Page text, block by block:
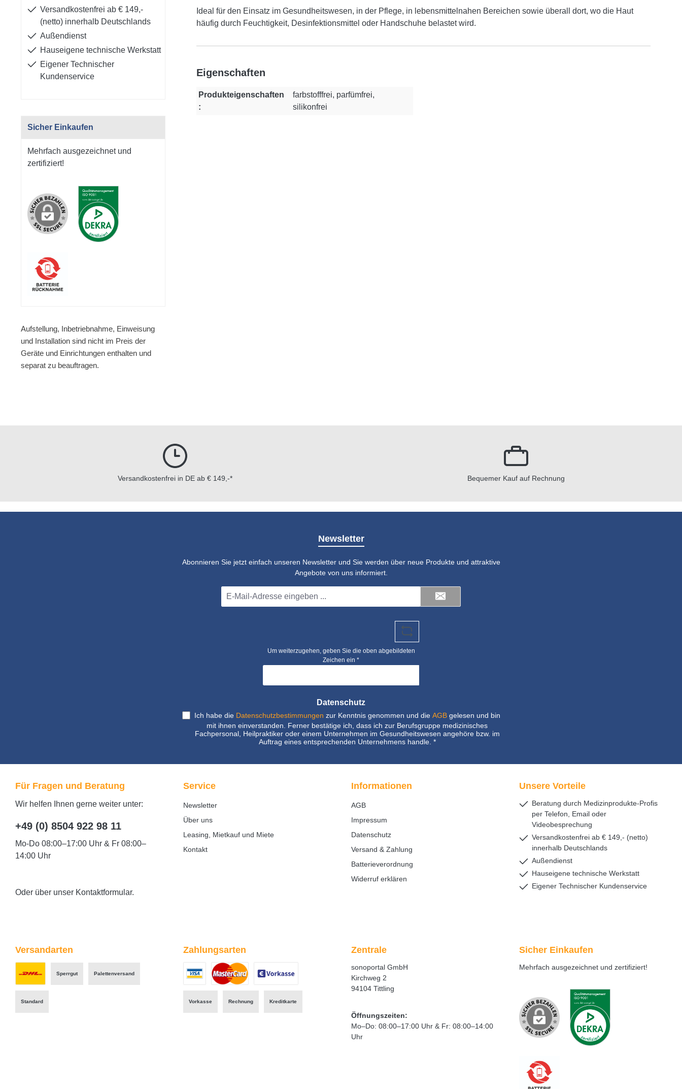
Versandkostenfrei ab € 149,-
(netto) innerhalb Deutschlands
Außendienst
Hauseigene technische Werkstatt
Eigener Technischer
Kundenservice
Sicher Einkaufen
Mehrfach ausgezeichnet und
zertifiziert!
Aufstellung, Inbetriebnahme, Einweisung
und Installation sind nicht im Preis der
Geräte und Einrichtungen enthalten und
separat zu beauftragen.
Ideal für den Einsatz im Gesundheitswesen, in der Pflege, in lebensmittelnahen Bereichen sowie überall dort, wo die Haut
häufig durch Feuchtigkeit, Desinfektionsmittel oder Handschuhe belastet wird.
Eigenschaften
Produkteigenschaften
:
farbstofffrei, parfümfrei,
silikonfrei
Versandkostenfrei in DE ab € 149,-* Bequemer Kauf auf Rechnung
Newsletter
Abonnieren Sie jetzt einfach unseren Newsletter und Sie werden über neue Produkte und attraktive
Angebote von uns informiert.
Mail-
Um weiterzugehen, geben Sie die oben abgebildeten
Zeichen ein *
Datenschutz
Ich habe die Datenschutzbestimmungen zur Kenntnis genommen und die AGBgelesen und bin
mit ihnen einverstanden. Ferner bestätige ich, dass ich zur Berufsgruppe medizinisches
Fachpersonal, Heilpraktiker oder einem Unternehmen im Gesundheitswesen angehöre bzw. im
Auftrag eines entsprechenden Unternehmens handle. *
Für Fragen und Beratung
Wir helfen Ihnen gerne weiter unter:
+49 (0) 8504 922 98 11
Mo-Do 08:00–17:00 Uhr & Fr 08:00–
14:00 Uhr
Oder über unser Kontaktformular.
Unsere Vorteile
Beratung durch Medizinprodukte-Profis
per Telefon, Email oder
Videobesprechung
Versandkostenfrei ab € 149,- (netto)
innerhalb Deutschlands
Außendienst
Hauseigene technische Werkstatt
Eigener Technischer Kundenservice
Zentrale
sonoportal GmbH
Kirchweg 2
94104 Tittling
Öffnungszeiten:
Mo–Do: 08:00–17:00 Uhr & Fr: 08:00–14:00
Uhr
Sicher Einkaufen
Mehrfach ausgezeichnet und zertifiziert!
Service
Newsletter
Über uns
Leasing, Mietkauf und Miete
Kontakt
Informationen
AGB
Impressum
Datenschutz
Versand & Zahlung
Batterieverordnung
Widerruf erklären
Versandarten
Standard
Sperrgut Palettenversand
Zahlungsarten
Vorkasse Rechnung Kreditkarte